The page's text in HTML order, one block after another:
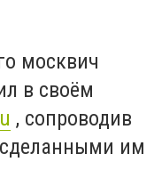
москвич
в своём
, сопроводив
им